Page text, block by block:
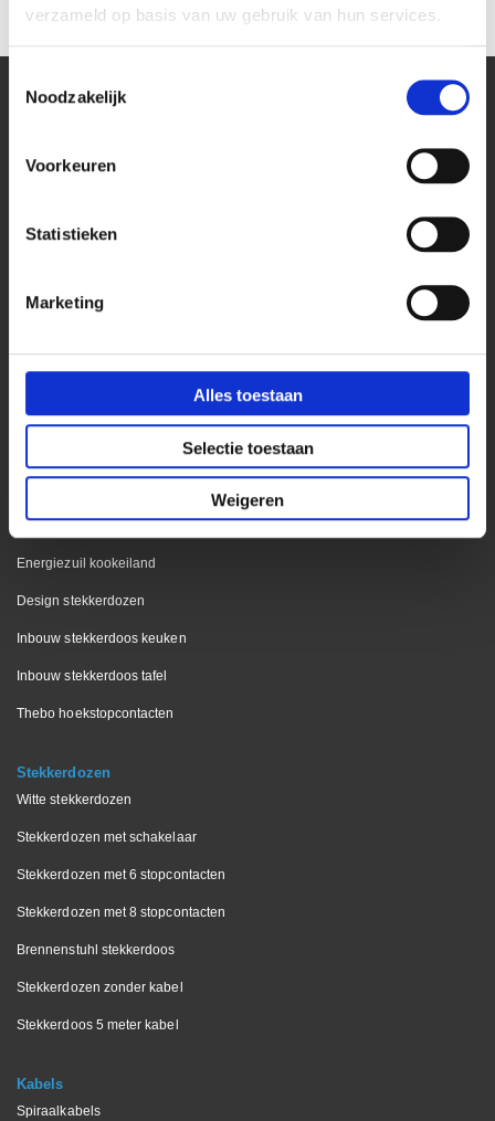
verzameld op basis van uw gebruik van hun services.
Noodzakelijk
Voorkeuren
Statistieken
Marketing
Alles toestaan
Selectie toestaan
Weigeren
Bekijk onze blog pagina
Stekkerdoos met bureau klem
Keuken & Interieur
Digitel pop-up stekkerdoos
Energiezuil kookeiland
Design stekkerdozen
Inbouw stekkerdoos keuken
Inbouw stekkerdoos tafel
Thebo hoekstopcontacten
Stekkerdozen
Witte stekkerdozen
Stekkerdozen met schakelaar
Stekkerdozen met 6 stopcontacten
Stekkerdozen met 8 stopcontacten
Brennenstuhl stekkerdoos
Stekkerdozen zonder kabel
Stekkerdoos 5 meter kabel
Kabels
Spiraalkabels